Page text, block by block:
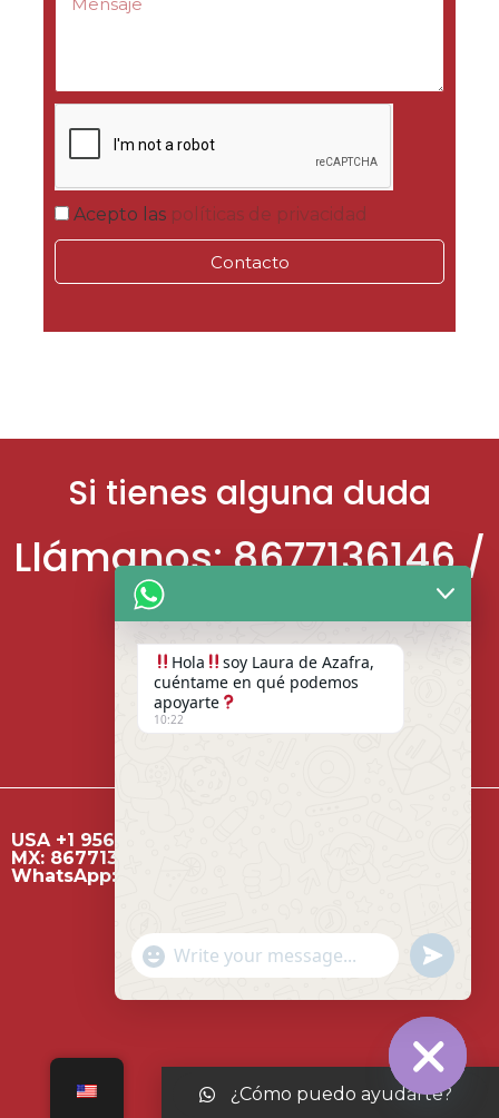
Acepto las políticas de privacidad
Contacto
Si tienes alguna duda
Llámanos: 8677136146 /
8677136994
USA +1 956 717 33 37
MX: 8677136146
WhatsApp: 8671982728
Hide
Hola
soy Laura de Azafra,
cuéntame en qué podemos
apoyarte
10:22
"+chaty_settings.lang.emoji_picker+"
Send
¿Cómo puedo ayudarte?